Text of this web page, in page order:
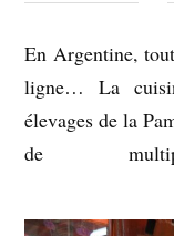
En Argentine,
ligne… La
élevages de la
de